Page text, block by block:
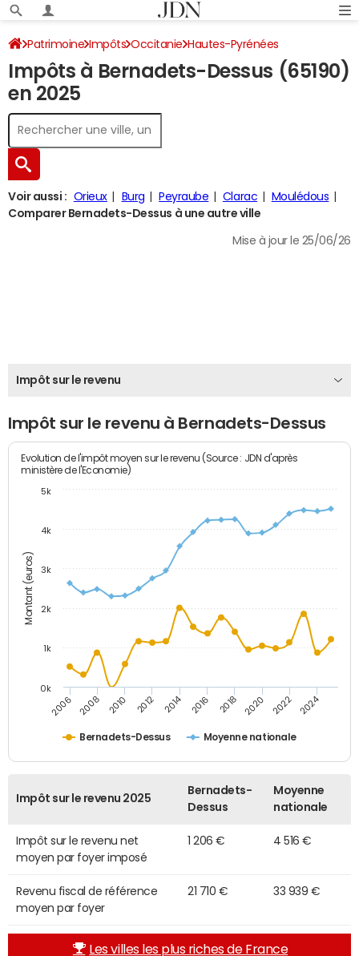
Patrimoine Impôts Occitanie Hautes-Pyrénées
Bernadets-Dessus Impôt sur le revenu
Impôts à Bernadets-Dessus (65190)
en 2025
Voir aussi : Orieux Burg Peyraube Clarac
Moulédous
Comparer Bernadets-Dessus à une autre ville
Mise à jour le 25/06/26
Impôt sur le revenu
Impôt sur le revenu à Bernadets-Dessus
Montant (euros)
Evolution de l'impôt moyen sur le revenu (Source : JDN d'après
ministère de l'Economie)
Bernadets-Dessus Moyenne nationale
2006 2008 2010 2012 2014 2016 2018 2020 2022 2024
0k
1k
2k
3k
4k
5k
Impôt sur le revenu 2025
Bernadets-
Dessus
Moyenne
nationale
Impôt sur le revenu net
moyen par foyer imposé
1 206 € 4 516 €
Revenu fiscal de référence
moyen par foyer
21 710 € 33 939 €
Les villes les plus riches de France